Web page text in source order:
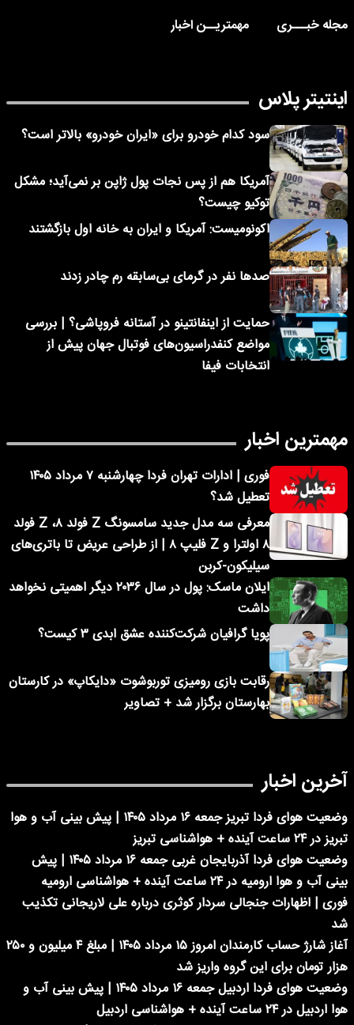
مجله خبـــری
مهمتریــن اخبار
اینتیتر پلاس
سود کدام خودرو برای «ایران خودرو» بالاتر است؟
آمریکا هم از پس نجات پول ژاپن بر نمی‌آید؛ مشکل
توکیو چیست؟
اکونومیست: آمریکا و ایران به خانه اول بازگشتند
صدها نفر در گرمای بی‌سابقه رم چادر زدند
حمایت از اینفانتینو در آستانه فروپاشی؟ | بررسی
مواضع کنفدراسیون‌های فوتبال جهان پیش از
انتخابات فیفا
مهمترین اخبار
فوری | ادارات تهران فردا چهارشنبه ۷ مرداد ۱۴۰۵
تعطیل شد؟
معرفی سه مدل جدید سامسونگ Z فولد ۸، Z فولد
۸ اولترا و Z فلیپ ۸ | از طراحی عریض تا باتری‌های
سیلیکون-کربن
ایلان ماسک: پول در سال ۲۰۳۶ دیگر اهمیتی نخواهد
داشت
پویا گرافیان شرکت‌کننده عشق ابدی ۳ کیست؟
رقابت بازی رومیزی توربوشوت «دایکاپ» در کارستان
بهارستان برگزار شد + تصاویر
آخرین اخبار
وضعیت هوای فردا تبریز جمعه ۱۶ مرداد ۱۴۰۵ | پیش بینی آب و هوا
تبریز در ۲۴ ساعت آینده + هواشناسی تبریز
وضعیت هوای فردا آذربایجان غربی جمعه ۱۶ مرداد ۱۴۰۵ | پیش
بینی آب و هوا ارومیه در ۲۴ ساعت آینده + هواشناسی ارومیه
فوری | اظهارات جنجالی سردار کوثری درباره علی لاریجانی تکذیب
شد
آغاز شارژ حساب کارمندان امروز ۱۵ مرداد ۱۴۰۵ | مبلغ ۴ میلیون و ۲۵۰
هزار تومان برای این گروه واریز شد
وضعیت هوای فردا اردبیل جمعه ۱۶ مرداد ۱۴۰۵ | پیش بینی آب و
هوا اردبیل در ۲۴ ساعت آینده + هواشناسی اردبیل